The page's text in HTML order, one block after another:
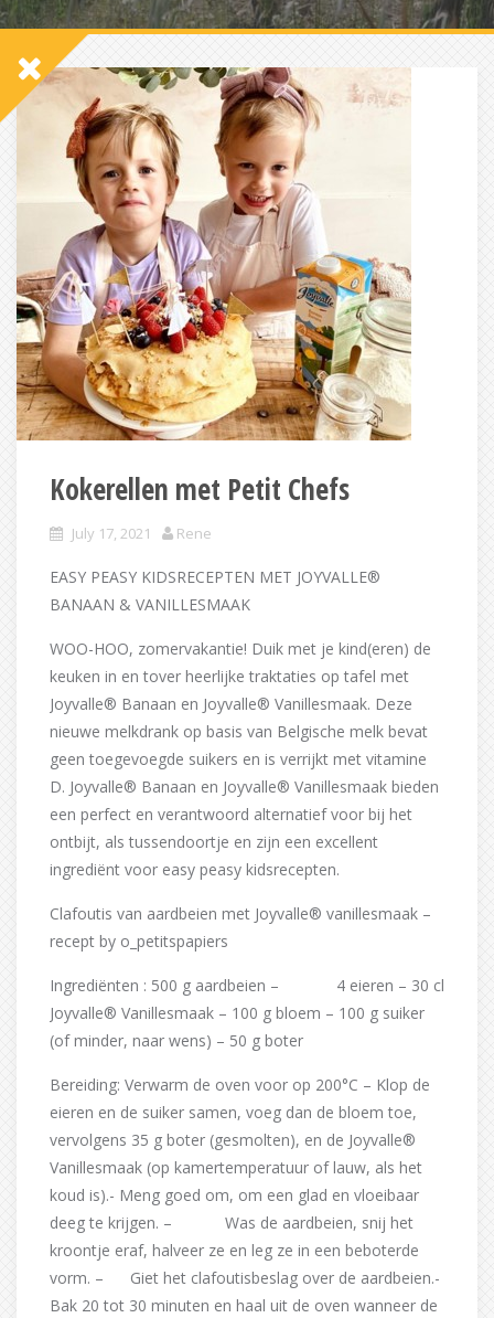
Kokerellen met Petit Chefs
July 17, 2021 Rene
EASY PEASY KIDSRECEPTEN MET JOYVALLE®
BANAAN & VANILLESMAAK
WOO-HOO, zomervakantie! Duik met je kind(eren) de
keuken in en tover heerlijke traktaties op tafel met
Joyvalle® Banaan en Joyvalle® Vanillesmaak. Deze
nieuwe melkdrank op basis van Belgische melk bevat
geen toegevoegde suikers en is verrijkt met vitamine
D. Joyvalle® Banaan en Joyvalle® Vanillesmaak bieden
een perfect en verantwoord alternatief voor bij het
ontbijt, als tussendoortje en zijn een excellent
ingrediënt voor easy peasy kidsrecepten.
Clafoutis van aardbeien met Joyvalle® vanillesmaak –
recept by o_petitspapiers
Ingrediënten : 500 g aardbeien – 4 eieren – 30 cl
Joyvalle® Vanillesmaak – 100 g bloem – 100 g suiker
(of minder, naar wens) – 50 g boter
Bereiding: Verwarm de oven voor op 200°C – Klop de
eieren en de suiker samen, voeg dan de bloem toe,
vervolgens 35 g boter (gesmolten), en de Joyvalle®
Vanillesmaak (op kamertemperatuur of lauw, als het
koud is).- Meng goed om, om een glad en vloeibaar
deeg te krijgen. – Was de aardbeien, snij het
kroontje eraf, halveer ze en leg ze in een beboterde
vorm. – Giet het clafoutisbeslag over de aardbeien.-
Bak 20 tot 30 minuten en haal uit de oven wanneer de